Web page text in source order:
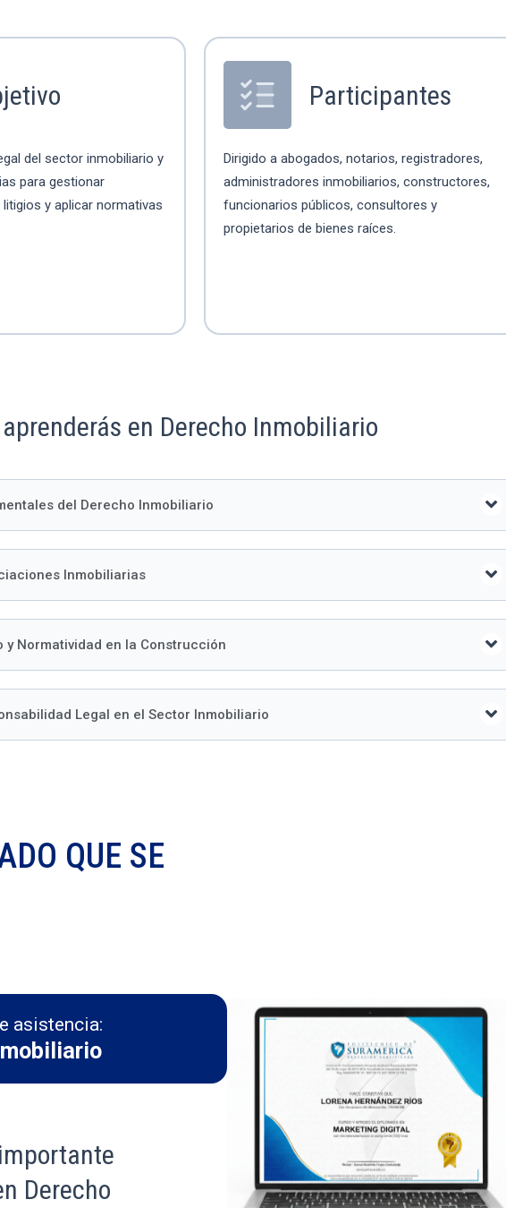
del sector inmobiliario y
para gestionar
y aplicar normativas
Participantes
Dirigido a abogados, notarios, registradores,
administradores inmobiliarios, constructores,
funcionarios públicos, consultores y
propietarios de bienes raíces.
aprenderás en Derecho Inmobiliario
del Derecho Inmobiliario
Inmobiliarias
y Normatividad en la Construcción
Legal en el Sector Inmobiliario
QUE SE
asistencia:
Derecho